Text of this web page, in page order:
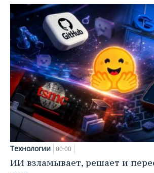
Технологии 00:00
ИИ взламывает, решает и